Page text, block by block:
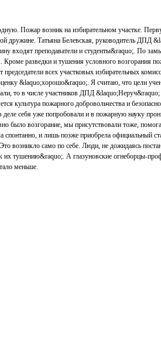
Пожар возник на избирательном участке.
дружине. Татьяна Белевская, руководитель ДПД
входят преподаватели и студенты&raquo;. По
Кроме разведки и тушения условного возгорания
всех участковых избирательных
оценку &laquo;хорошо&raquo;. Я считаю, что цели
то в числе участников ДПД &laquo;Неруч&raquo;
культура пожарного добровольчества и
деле себя уже попробовали и в пожарную науку
было возгорание, мы присутствовали тоже,
спонтанно, и лишь позже приобрела официальный
возникло само по себе. Люди, не дожидаясь
их тушению&raquo;. А глазуновские огнеборцы-
меньше.